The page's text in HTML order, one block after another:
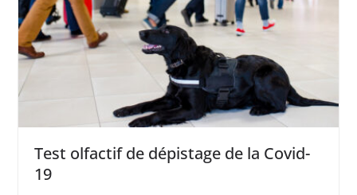
Test olfactif de dépistage de la Covid-
19